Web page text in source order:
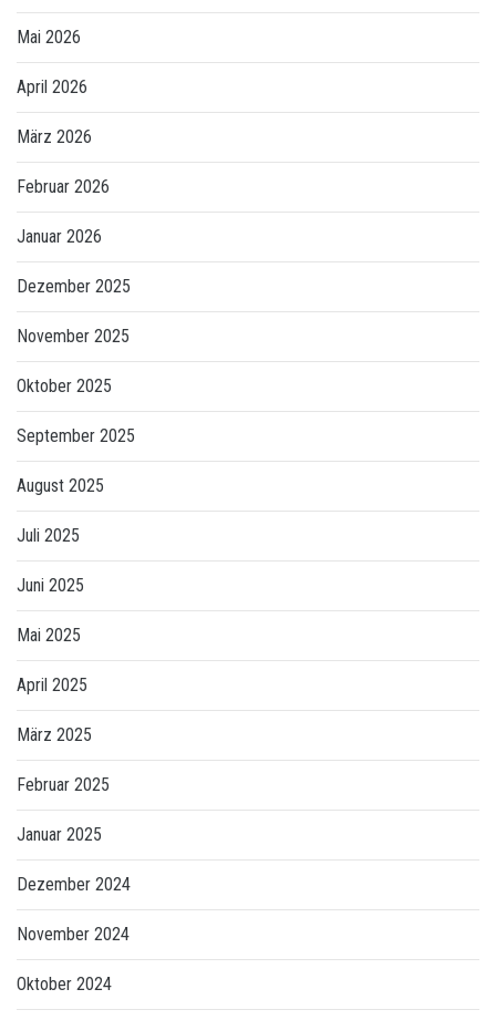
Mai 2026
April 2026
März 2026
Februar 2026
Januar 2026
Dezember 2025
November 2025
Oktober 2025
September 2025
August 2025
Juli 2025
Juni 2025
Mai 2025
April 2025
März 2025
Februar 2025
Januar 2025
Dezember 2024
November 2024
Oktober 2024